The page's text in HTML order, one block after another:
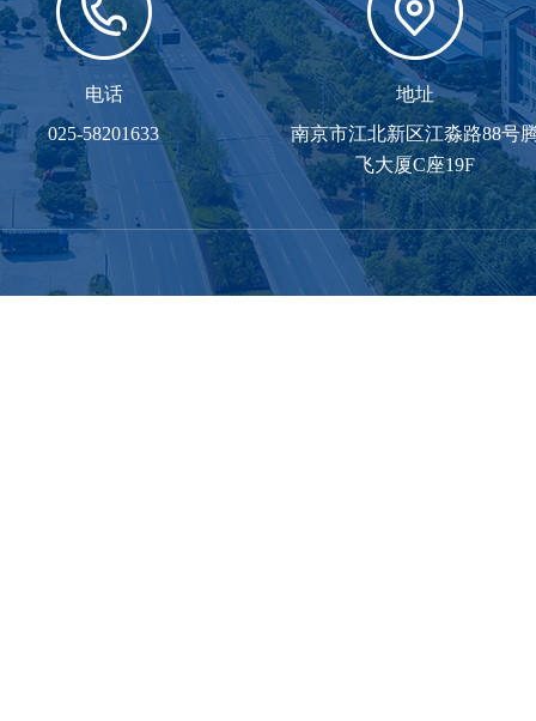
电话
025-58201633
地址
南京市江北新区江淼路88号
飞大厦C座19F